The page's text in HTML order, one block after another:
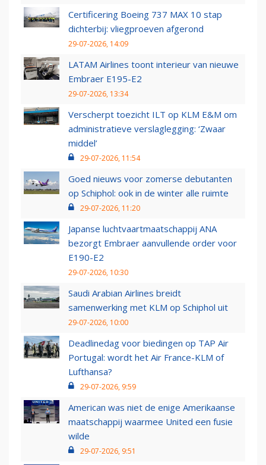
Certificering Boeing 737 MAX 10 stap
dichterbij: vliegproeven afgerond
29-07-2026, 14:09
LATAM Airlines toont interieur van nieuwe
Embraer E195-E2
29-07-2026, 13:34
Verscherpt toezicht ILT op KLM E&M om
administratieve verslaglegging: ‘Zwaar
middel’
29-07-2026, 11:54
Goed nieuws voor zomerse debutanten
op Schiphol: ook in de winter alle ruimte
29-07-2026, 11:20
Japanse luchtvaartmaatschappij ANA
bezorgt Embraer aanvullende order voor
E190-E2
29-07-2026, 10:30
Saudi Arabian Airlines breidt
samenwerking met KLM op Schiphol uit
29-07-2026, 10:00
Deadlinedag voor biedingen op TAP Air
Portugal: wordt het Air France-KLM of
Lufthansa?
29-07-2026, 9:59
American was niet de enige Amerikaanse
maatschappij waarmee United een fusie
wilde
29-07-2026, 9:51